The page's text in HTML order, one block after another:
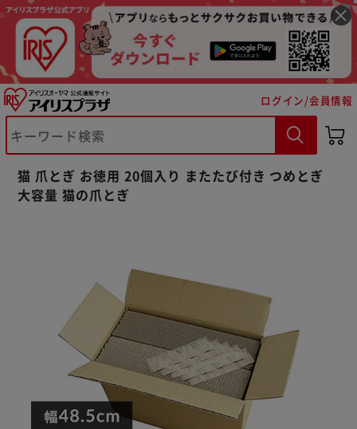
ログイン/会員情報
猫 爪とぎ お徳用 20個入り またたび付き つめとぎ
大容量 猫の爪とぎ
※ご確認ください